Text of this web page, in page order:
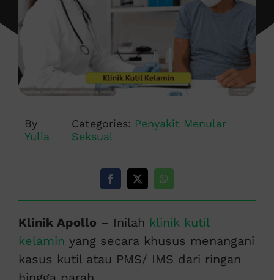
By
Yulia
Categories: Penyakit Menular
Seksual
Klinik Apollo – Inilah klinik kutil
kelamin yang secara khusus menangani
kasus kutil atau PMS/ IMS dari ringan